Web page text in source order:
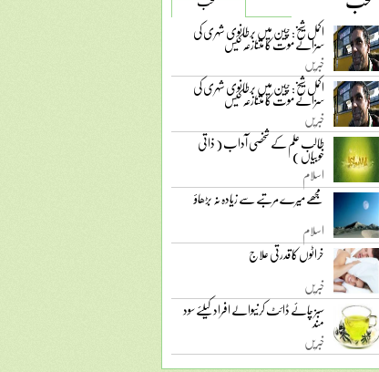
اکمل شیخ: چین میں برطانوی شہری کی
سزائے موت کا متنازعہ کیس
خبریں
اکمل شیخ: چین میں برطانوی شہری کی
سزائے موت کا متنازعہ کیس
خبریں
طالب علم کے شخصی آداب ( ذاتی
خوبیاں )
اسلام
مجھے میرے مرتبے سے زیادہ نہ بڑھاؤ
اسلام
خراٹوں کا قدرتی علاج
خبریں
سبز چائے ڈائٹ کرنیوالے افراد کیلئے سود
مند
خبریں